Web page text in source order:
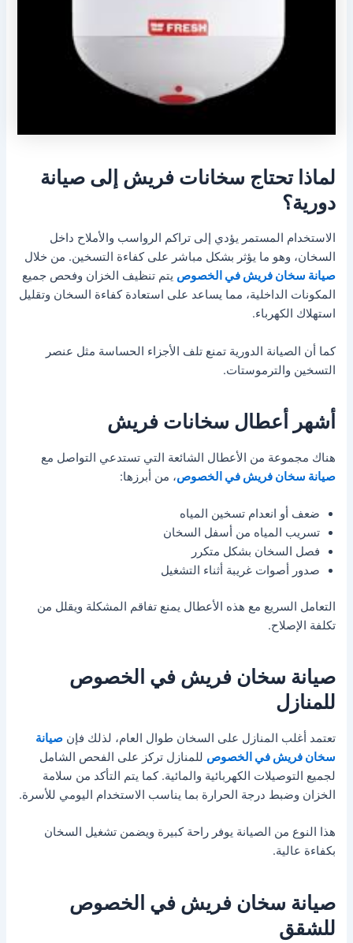
لماذا تحتاج سخانات فريش إلى صيانة
دورية؟
الاستخدام المستمر يؤدي إلى تراكم الرواسب والأملاح داخل
السخان، وهو ما يؤثر بشكل مباشر على كفاءة التسخين. من خلال
صيانة سخان فريش في الخصوص يتم تنظيف الخزان وفحص جميع
المكونات الداخلية، مما يساعد على استعادة كفاءة السخان وتقليل
استهلاك الكهرباء.
كما أن الصيانة الدورية تمنع تلف الأجزاء الحساسة مثل عنصر
التسخين والترموستات.
أشهر أعطال سخانات فريش
هناك مجموعة من الأعطال الشائعة التي تستدعي التواصل مع
صيانة سخان فريش في الخصوص، من أبرزها:
ضعف أو انعدام تسخين المياه
تسريب المياه من أسفل السخان
فصل السخان بشكل متكرر
صدور أصوات غريبة أثناء التشغيل
التعامل السريع مع هذه الأعطال يمنع تفاقم المشكلة ويقلل من
تكلفة الإصلاح.
صيانة سخان فريش في الخصوص
للمنازل
تعتمد أغلب المنازل على السخان طوال العام، لذلك فإنصيانة
سخان فريش في الخصوص للمنازل تركز على الفحص الشامل
لجميع التوصيلات الكهربائية والمائية. كما يتم التأكد من سلامة
الخزان وضبط درجة الحرارة بما يناسب الاستخدام اليومي للأسرة.
هذا النوع من الصيانة يوفر راحة كبيرة ويضمن تشغيل السخان
بكفاءة عالية.
صيانة سخان فريش في الخصوص
للشقق